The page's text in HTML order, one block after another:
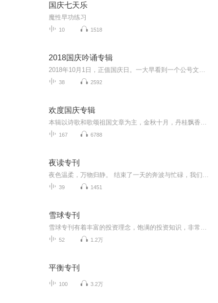
国庆七天乐
魔性早功练习
10 1518
2018国庆吟诵专辑
38 2592
欢度国庆专辑
167 6788
夜读专刊
39 1451
雪球专刊
52 1.2万
平衡专刊
100 3.2万